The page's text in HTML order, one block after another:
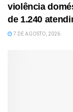
violência
de 1.240
7 DE AGOSTO, 2026